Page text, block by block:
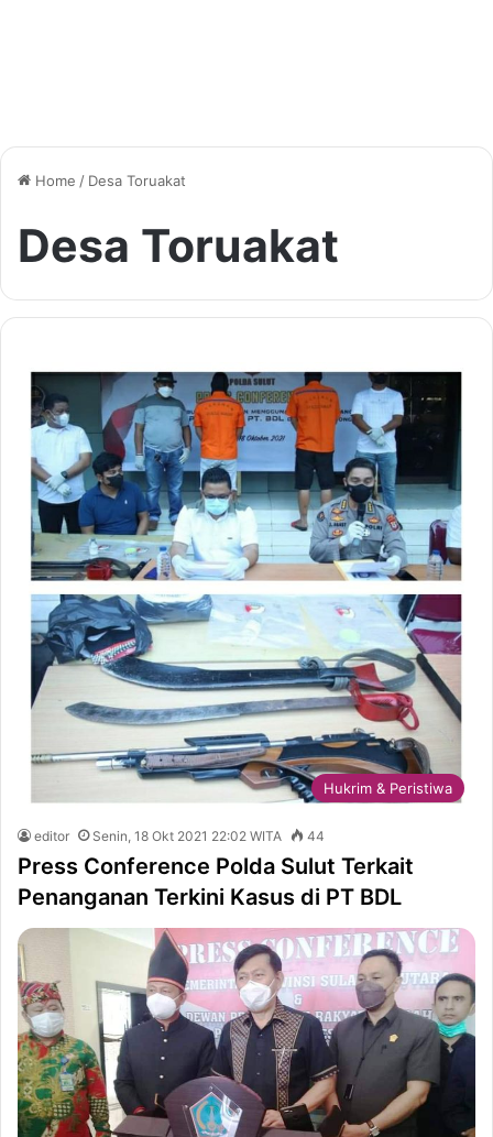
Home / Desa Toruakat
Desa Toruakat
Hukrim & Peristiwa
editor Senin, 18 Okt 2021 22:02 WITA 44
Press Conference Polda Sulut Terkait
Penanganan Terkini Kasus di PT BDL